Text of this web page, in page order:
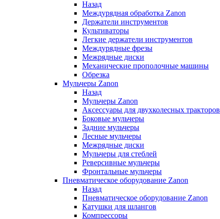
Назад
Междурядная обработка Zanon
Держатели инструментов
Культиваторы
Легкие держатели инструментов
Междурядные фрезы
Межрядные диски
Механические прополочные машины
Обрезка
Мульчеры Zanon
Назад
Мульчеры Zanon
Аксессуары для двухколесных тракторов
Боковые мульчеры
Задние мульчеры
Лесные мульчеры
Межрядные диски
Мульчеры для стеблей
Реверсивные мульчеры
Фронтальные мульчеры
Пневматическое оборудование Zanon
Назад
Пневматическое оборудование Zanon
Катушки для шлангов
Компрессоры